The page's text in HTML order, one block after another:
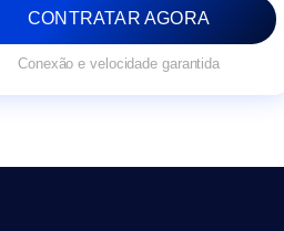
CONTRATAR AGORA
Conexão e velocidade garantida